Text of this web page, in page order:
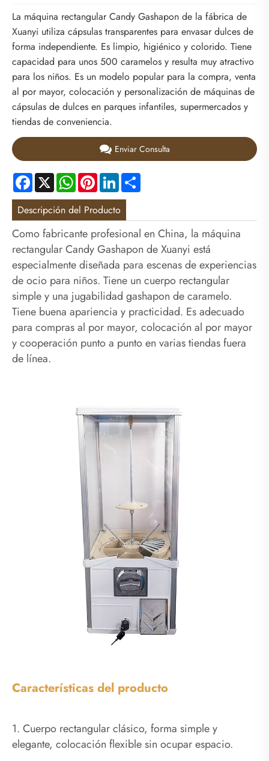
La máquina rectangular Candy Gashapon de la fábrica de
Xuanyi utiliza cápsulas transparentes para envasar dulces de
forma independiente. Es limpio, higiénico y colorido. Tiene
capacidad para unos 500 caramelos y resulta muy atractivo
para los niños. Es un modelo popular para la compra, venta
al por mayor, colocación y personalización de máquinas de
cápsulas de dulces en parques infantiles, supermercados y
tiendas de conveniencia.
Enviar Consulta
Facebook
X WhatsApp
PinterestLinkedIn
Descripción del Producto
Como fabricante profesional en China, la máquina
rectangular Candy Gashapon de Xuanyi está
especialmente diseñada para escenas de experiencias
de ocio para niños. Tiene un cuerpo rectangular
simple y una jugabilidad gashapon de caramelo.
Tiene buena apariencia y practicidad. Es adecuado
para compras al por mayor, colocación al por mayor
y cooperación punto a punto en varias tiendas fuera
de línea.
Características del producto
1. Cuerpo rectangular clásico, forma simple y
elegante, colocación flexible sin ocupar espacio.